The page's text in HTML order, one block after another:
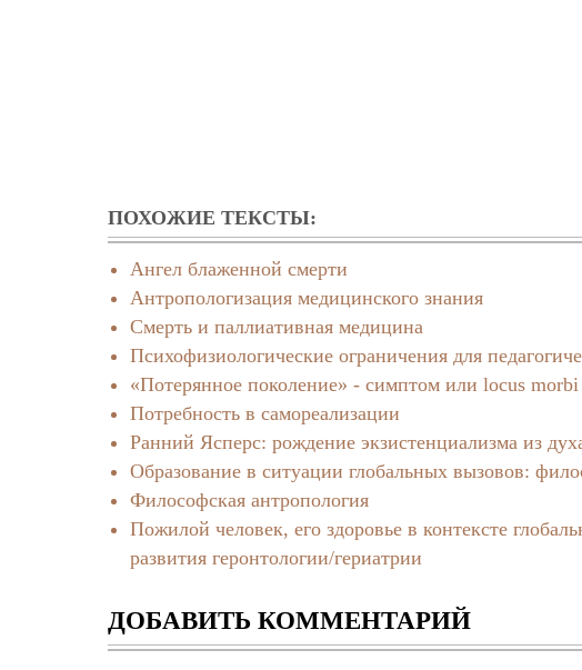
ПОХОЖИЕ ТЕКСТЫ:
Ангел блаженной смерти
Антропологизация медицинского знания
Смерть и паллиативная медицина
Психофизиологические ограничения для
«Потерянное поколение» - симптом или locus morbi
Потребность в самореализации
Ранний Ясперс: рождение экзистенциализма из
Образование в ситуации глобальных вызовов:
Философская антропология
Пожилой человек, его здоровье в контексте
развития геронтологии/гериатрии
ДОБАВИТЬ КОММЕНТАРИЙ